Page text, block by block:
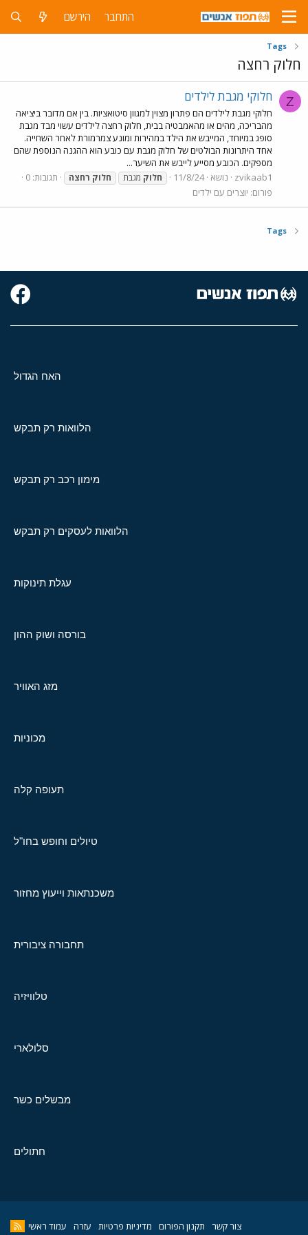
התחבר הירשם
Tags
חלוק רחצה
Z חלוקי מגבת לילדים
חלוקי מגבת לילדים הם פתרון מצוין למגוון סיטואציות. בין אם מדובר ביציאה
מהבריכה, מהים או מהאמבטיה בבית, חלוק רחצה לילדים עשוי מבד מגבת
סופג במיוחד, המייבש את הילד במהירות ומונע צמרמורת לאחר השחייה.
אחד היתרונות הבולטים של חלוק מגבת עם כובע הוא ההגנה הנוספת שהם
מספקים. הכובע מסייע לייבש את השיער...
zvikaab1
נושא 11/8/24 חלוק מגבת חלוק רחצה
תגובות: 0
פורום: יוצרים עם ילדים
Tags
האח הגדול
הלוואות רק תבקש
מימון רכב רק תבקש
הלוואות לעסקים רק תבקש
עגלת תינוקות
בורסה ושוק ההון
מזג האוויר
מכוניות
תעופה קלה
טיולים וחופש בחו"ל
משכנתאות וייעוץ מחזור
תחבורה ציבורית
טלוויזיה
סלולארי
מבשלים כשר
חתולים
צור קשר תקנון הפורום מדיניות פרטיות עזרה עמוד ראשי